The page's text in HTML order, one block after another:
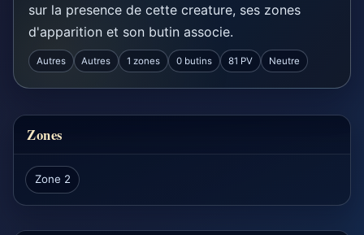
sur la presence de cette creature, ses zones
d'apparition et son butin associe.
Autres Autres 1 zones 0 butins 81 PV Neutre
Zones
Zone 2